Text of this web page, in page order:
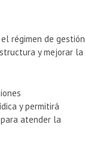
régimen de gestión
y mejorar la
y permitirá
atender la